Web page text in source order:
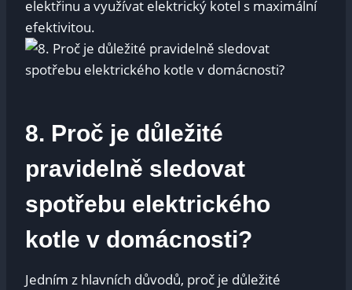
elektřinu a využívat elektrický ⁤kotel s maximální
efektivitou.
8. Proč je⁤ důležité
pravidelně sledovat
spotřebu elektrického
kotle v domácnosti?
Jedním z‌ hlavních důvodů, proč ‌je důležité